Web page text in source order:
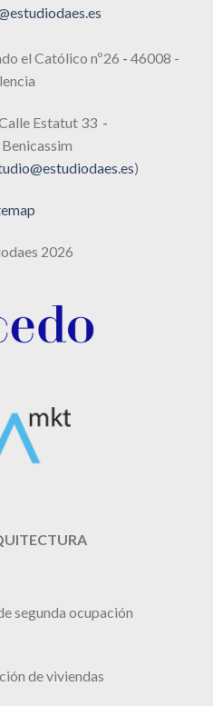
el Católico nº26 - 46008 -
Estatut 33 -
)
2026
segunda ocupación
de viviendas